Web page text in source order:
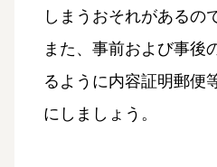
しまうおそれがあるの
また、事前および事後
るように内容証明郵便
にしましょう。